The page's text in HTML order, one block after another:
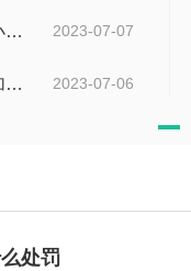
2023-07-07
占用小区公共区域谁来管？占用小区公共区域违法吗？
2023-07-06
深圳市加班费怎么算？加班不给加班费应该怎么办？
处罚